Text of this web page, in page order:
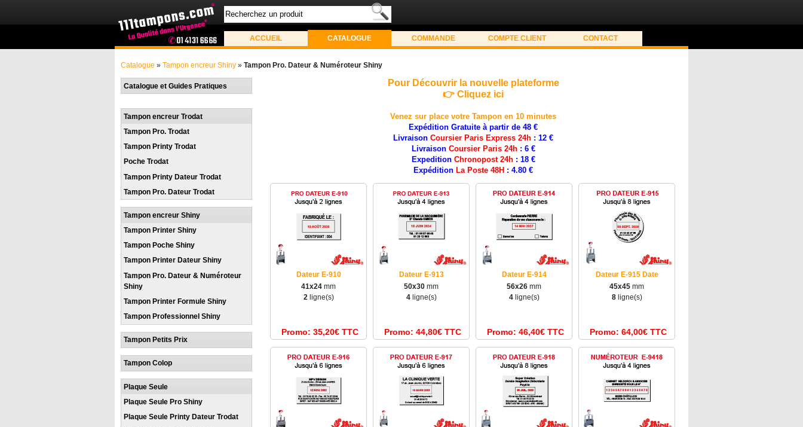
ACCUEIL CATALOGUE COMMANDE COMPTE CLIENT CONTACT
Catalogue » Tampon encreur Shiny » Tampon Pro. Dateur & Numéroteur Shiny
Catalogue et Guides Pratiques
Tampon encreur Trodat
Tampon Pro. Trodat
Tampon Printy Trodat
Poche Trodat
Tampon Printy Dateur Trodat
Tampon Pro. Dateur Trodat
Tampon encreur Shiny
Tampon Printer Shiny
Tampon Poche Shiny
Tampon Printer Dateur Shiny
Tampon Pro. Dateur & Numéroteur
Shiny
Tampon Printer Formule Shiny
Tampon Professionnel Shiny
Tampon Petits Prix
Tampon Colop
Plaque Seule
Plaque Seule Pro Shiny
Plaque Seule Printy Dateur Trodat
Pour Découvrir la nouvelle plateforme
👉 Cliquez ici
Venez sur place votre Tampon en 10 minutes
Expédition Gratuite à partir de 48 €
Livraison Coursier Paris Express 24h : 12 €
LivraisonCoursier Paris 24h : 6 €
Expedition Chronopost 24h: 18 €
Expédition La Poste 48H : 4.80 €
Dateur E-910
41x24 mm
2ligne(s)
Promo: 35,20€ TTC
Dateur E-913
50x30 mm
4ligne(s)
Promo: 44,80€ TTC
Dateur E-914
56x26 mm
4ligne(s)
Promo: 46,40€ TTC
Dateur E-915 Date
45x45 mm
8ligne(s)
Promo: 64,00€ TTC